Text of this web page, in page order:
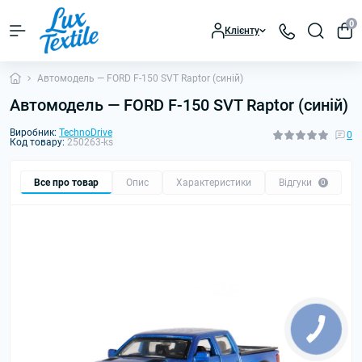
Клієнту
0
Автомодель — FORD F-150 SVT Raptor (синій)
Автомодель — FORD F-150 SVT Raptor (синій)
Виробник: TechnoDrive
Код товару: 250263-ks
0
Все про товар Опис Характеристики Відгуки 0